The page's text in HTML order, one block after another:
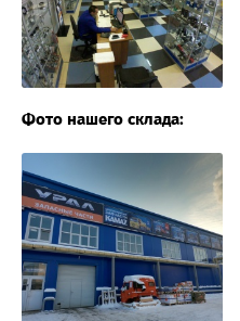
Фото нашего склада: